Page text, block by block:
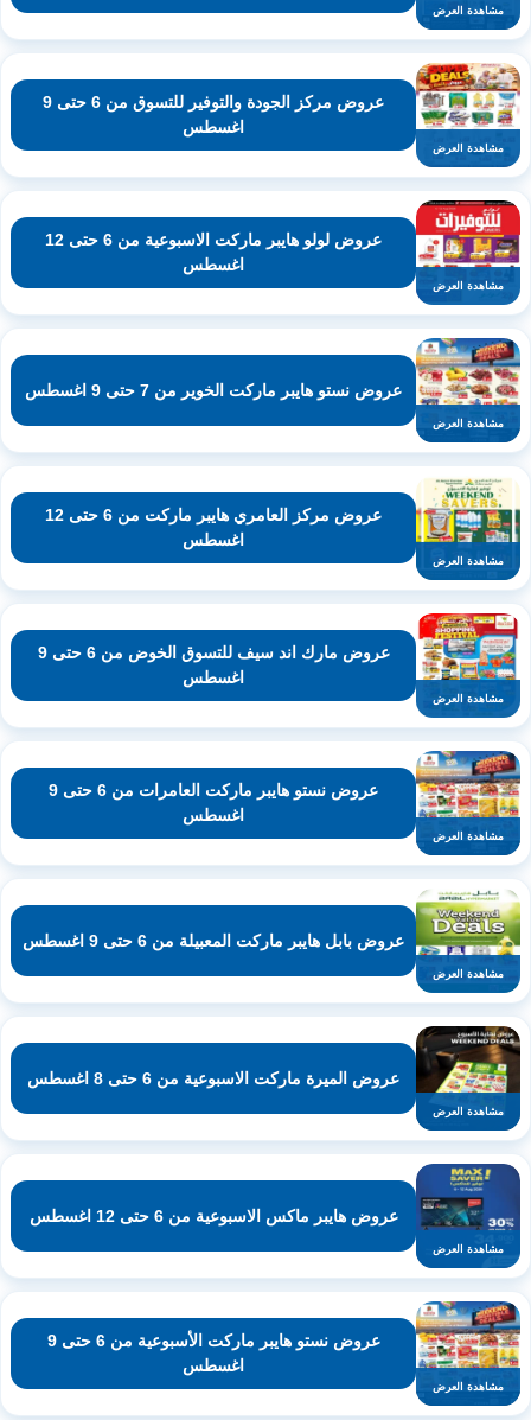
مشاهدة العرض
مشاهدة العرض
عروض مركز الجودة والتوفير للتسوق من 6 حتى 9
اغسطس
مشاهدة العرض
عروض لولو هايبر ماركت الاسبوعية من 6 حتى 12
اغسطس
مشاهدة العرض
عروض نستو هايبر ماركت الخوير من 7 حتى 9 اغسطس
مشاهدة العرض
عروض مركز العامري هايبر ماركت من 6 حتى 12
اغسطس
مشاهدة العرض
عروض مارك اند سيف للتسوق الخوض من 6 حتى 9
اغسطس
مشاهدة العرض
عروض نستو هايبر ماركت العامرات من 6 حتى 9
اغسطس
مشاهدة العرض
عروض بابل هايبر ماركت المعبيلة من 6 حتى 9 اغسطس
مشاهدة العرض
عروض الميرة ماركت الاسبوعية من 6 حتى 8 اغسطس
مشاهدة العرض
عروض هايبر ماكس الاسبوعية من 6 حتى 12 اغسطس
مشاهدة العرض
عروض نستو هايبر ماركت الأسبوعية من 6 حتى 9
اغسطس